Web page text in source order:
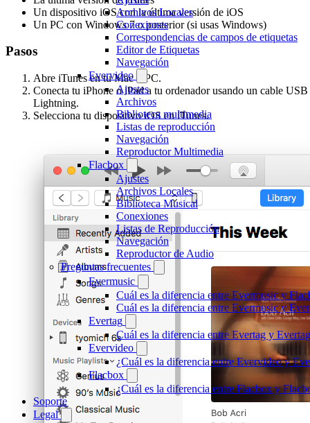
Archivos Locales
Conexiones
Correspondencias de campos de etiquetas
Editor de Etiquetas
Navegación
Evervideo
Ajustes
Archivos
Biblioteca multimedia
Listas de reproducción
Navegación
Reproductor Multimedia
Flacbox
Ajustes
Archivos Locales
Biblioteca Musical
Conexiones
Listas de Reproducción
Navegación
Reproductor de Audio
Preguntas frecuentes
Evermusic
Cuál es la diferencia entre Evermusic y
Cuál es la diferencia entre Evermusic y
Evertag
Cuál es la diferencia entre Evertag y
Evervideo
¿Cuál es la diferencia entre Evervideo y
Flacbox
¿Cuál es la diferencia entre Flacbox y
Soporte
Legal
Un dispositivo iOS con la última versión de iOS
Un PC con Windows 7 o posterior (si usas Windows)
Pasos
Abre iTunes en tu Mac o PC.
Conecta tu iPhone o iPad a tu ordenador usando un cable USB
Lightning.
Selecciona tu dispositivo iOS en iTunes.